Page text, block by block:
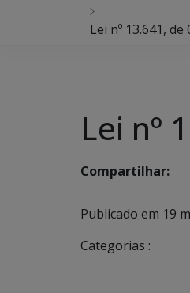
Lei nº 13.641,
Lei nº
Compartilhar:
Publicado em 19
Categorias :